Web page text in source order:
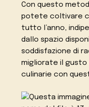
Con questo
potete coltivare
tutto l’anno,
dallo spazio
soddisfazione di
migliorate il
culinarie con